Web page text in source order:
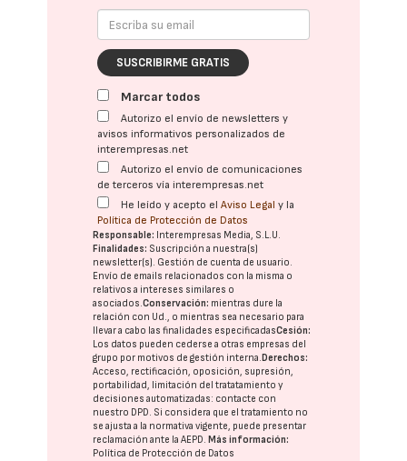
SUSCRIBIRME GRATIS
Marcar todos
Autorizo el envío de newsletters y
avisos informativos personalizados de
interempresas.net
Autorizo el envío de comunicaciones
de terceros vía interempresas.net
He leído y acepto elAviso Legal y la
Política de Protección de Datos
Responsable: Interempresas Media, S.L.U.
Finalidades: Suscripción a nuestra(s)
newsletter(s). Gestión de cuenta de usuario.
Envío de emails relacionados con la misma o
relativos a intereses similares o
asociados.Conservación: mientras dure la
relación con Ud., o mientras sea necesario para
llevar a cabo las finalidades especificadasCesión:
Los datos pueden cederse a otras empresas del
grupo por motivos de gestión interna. Derechos:
Acceso, rectificación, oposición, supresión,
portabilidad, limitación del tratatamiento y
decisiones automatizadas: contacte con
nuestro DPD. Si considera que el tratamiento no
se ajusta a la normativa vigente, puede presentar
reclamación ante laAEPD. Más información:
Política de Protección de Datos